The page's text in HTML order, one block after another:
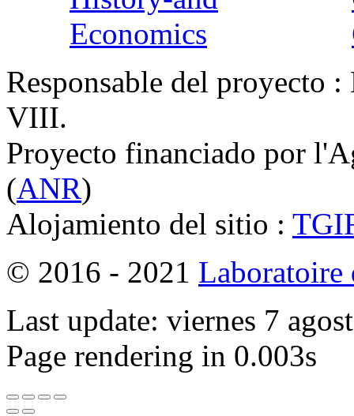
Responsable del proyecto
VIII.
Proyecto financiado por
(ANR)
Alojamiento del sitio :
© 2016 - 2021 Laboratoire
Last update: viernes 7
Page rendering in 0.003s